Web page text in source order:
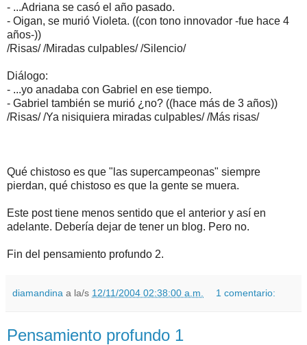
- ...Adriana se casó el año pasado.
- Oigan, se murió Violeta. ((con tono innovador -fue hace 4
años-))
/Risas/ /Miradas culpables/ /Silencio/
Diálogo:
- ...yo anadaba con Gabriel en ese tiempo.
- Gabriel también se murió ¿no? ((hace más de 3 años))
/Risas/ /Ya nisiquiera miradas culpables/ /Más risas/
Qué chistoso es que "las supercampeonas" siempre
pierdan, qué chistoso es que la gente se muera.
Este post tiene menos sentido que el anterior y así en
adelante. Debería dejar de tener un blog. Pero no.
Fin del pensamiento profundo 2.
diamandina a la/s 12/11/2004 02:38:00 a.m. 1 comentario:
Pensamiento profundo 1